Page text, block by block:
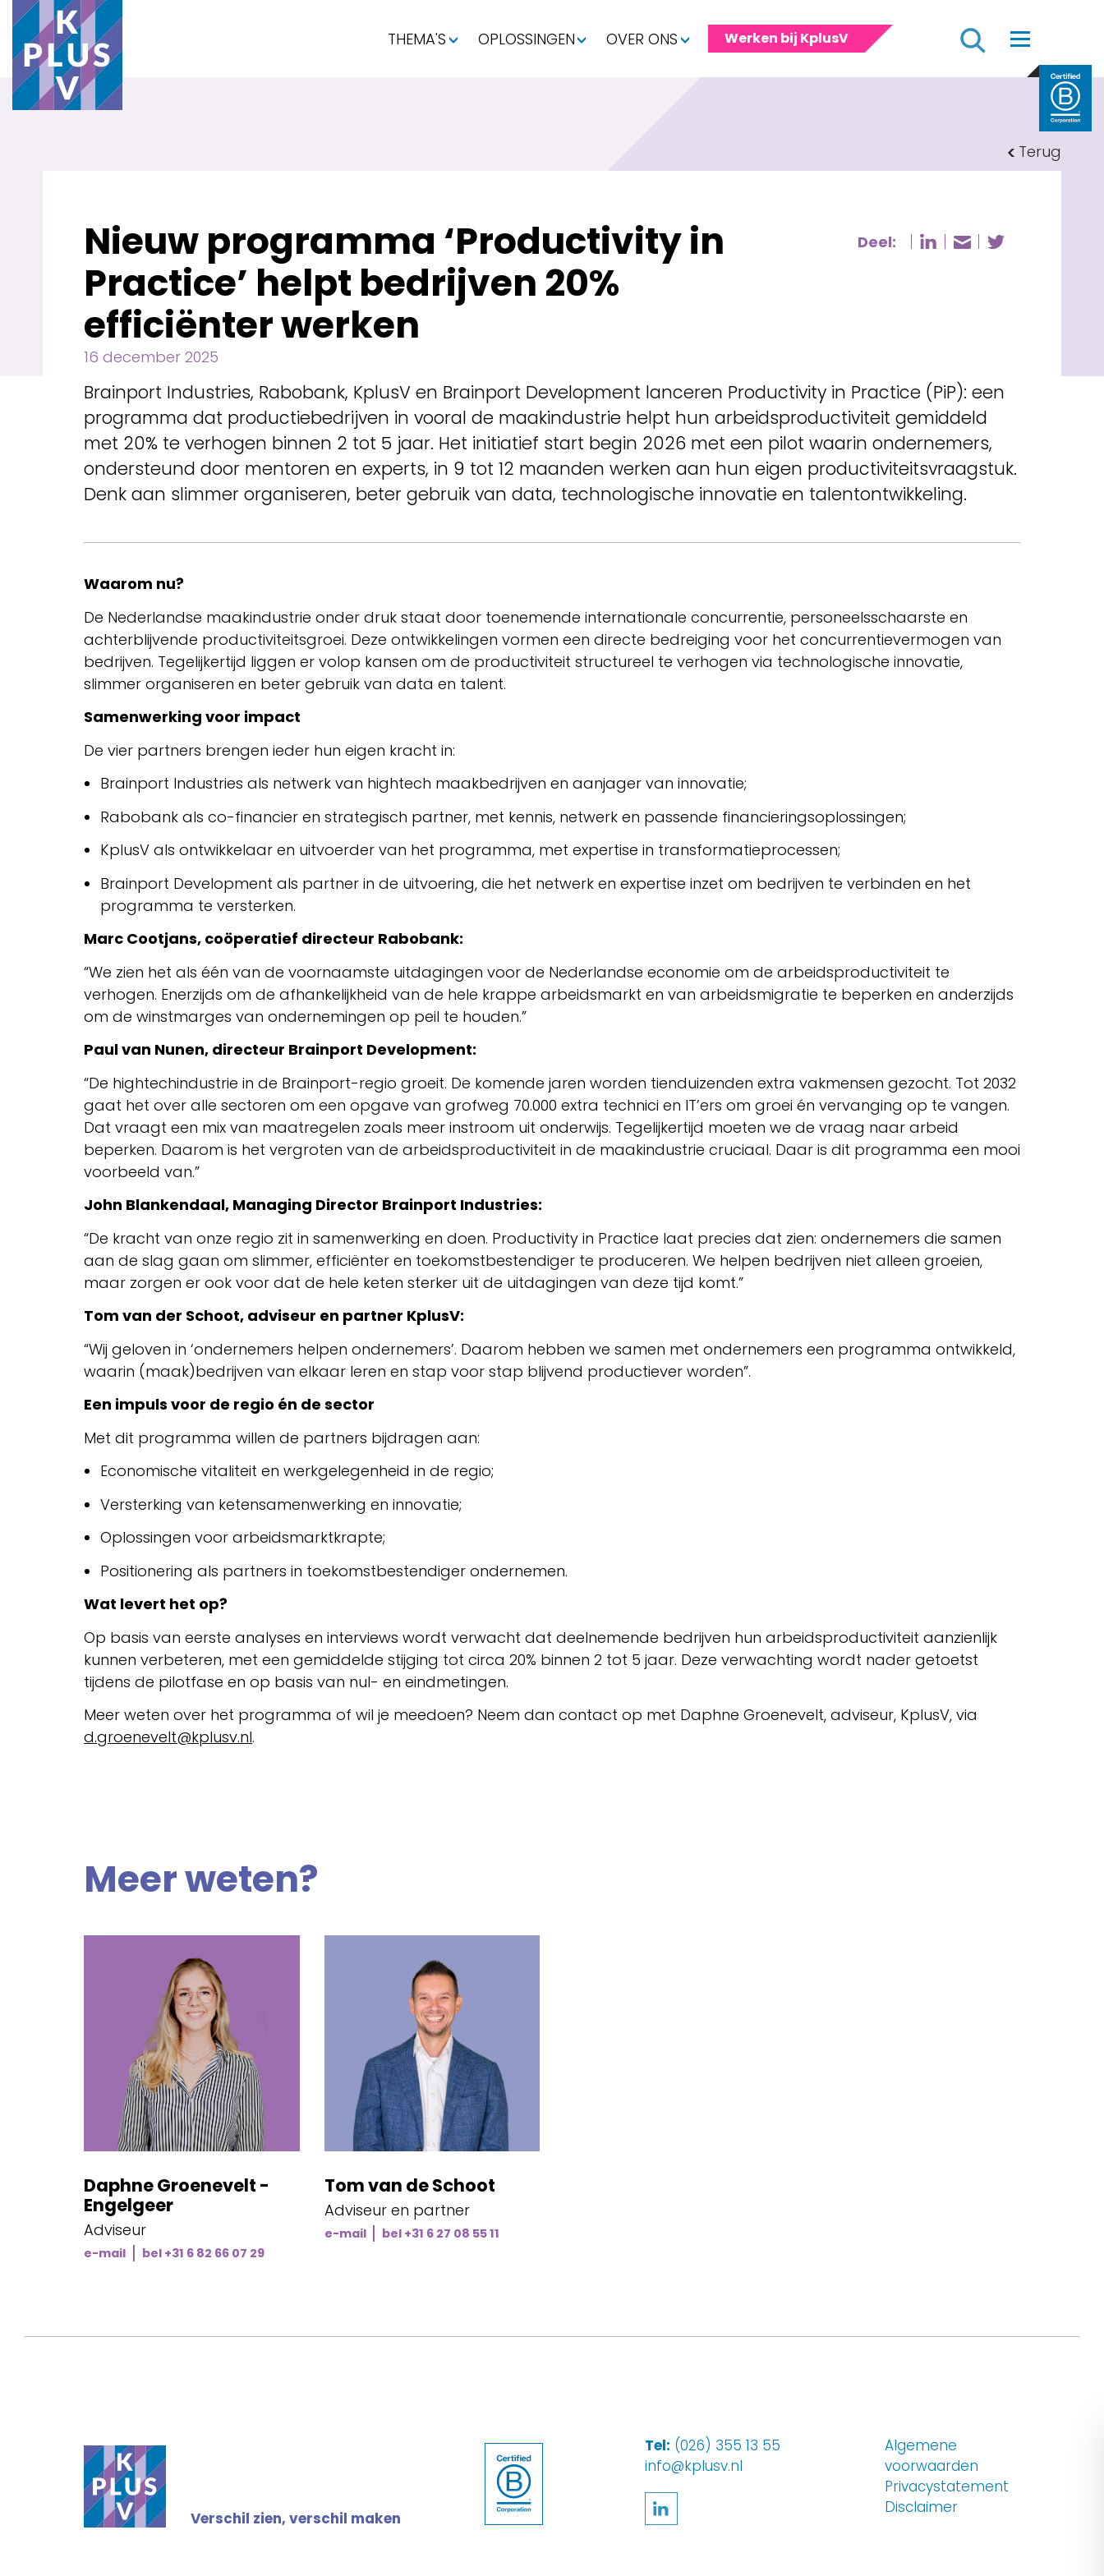
THEMA'S OPLOSSINGEN OVER ONS Werken bij KplusV Zoeken
Terug
Deel: Deel pagina op
Deel pagina
Nieuw programma ‘Productivity in
Practice’ helpt bedrijven 20%
efficiënter werken
16 december 2025
Brainport Industries, Rabobank, KplusV en Brainport Development lanceren Productivity in Practice (PiP): een
programma dat productiebedrijven in vooral de maakindustrie helpt hun arbeidsproductiviteit gemiddeld
met 20% te verhogen binnen 2 tot 5 jaar. Het initiatief start begin 2026 met een pilot waarin ondernemers,
ondersteund door mentoren en experts, in 9 tot 12 maanden werken aan hun eigen productiviteitsvraagstuk.
Denk aan slimmer organiseren, beter gebruik van data, technologische innovatie en talentontwikkeling.
Waarom nu?
De Nederlandse maakindustrie onder druk staat door toenemende internationale concurrentie, personeelsschaarste en
achterblijvende productiviteitsgroei. Deze ontwikkelingen vormen een directe bedreiging voor het concurrentievermogen van
bedrijven. Tegelijkertijd liggen er volop kansen om de productiviteit structureel te verhogen via technologische innovatie,
slimmer organiseren en beter gebruik van data en talent.
Samenwerking voor impact
De vier partners brengen ieder hun eigen kracht in:
Brainport Industries als netwerk van hightech maakbedrijven en aanjager van innovatie;
Rabobank als co-financier en strategisch partner, met kennis, netwerk en passende financieringsoplossingen;
KplusV als ontwikkelaar en uitvoerder van het programma, met expertise in transformatieprocessen;
Brainport Development als partner in de uitvoering, die het netwerk en expertise inzet om bedrijven te verbinden en het
programma te versterken.
Marc Cootjans, coöperatief directeur Rabobank:
“We zien het als één van de voornaamste uitdagingen voor de Nederlandse economie om de arbeidsproductiviteit te
verhogen. Enerzijds om de afhankelijkheid van de hele krappe arbeidsmarkt en van arbeidsmigratie te beperken en anderzijds
om de winstmarges van ondernemingen op peil te houden.”
Paul van Nunen, directeur Brainport Development:
“De hightechindustrie in de Brainport-regio groeit. De komende jaren worden tienduizenden extra vakmensen gezocht. Tot 2032
gaat het over alle sectoren om een opgave van grofweg 70.000 extra technici en IT’ers om groei én vervanging op te vangen.
Dat vraagt een mix van maatregelen zoals meer instroom uit onderwijs. Tegelijkertijd moeten we de vraag naar arbeid
beperken. Daarom is het vergroten van de arbeidsproductiviteit in de maakindustrie cruciaal. Daar is dit programma een mooi
voorbeeld van.”
John Blankendaal, Managing Director Brainport Industries:
“De kracht van onze regio zit in samenwerking en doen. Productivity in Practice laat precies dat zien: ondernemers die samen
aan de slag gaan om slimmer, efficiënter en toekomstbestendiger te produceren. We helpen bedrijven niet alleen groeien,
maar zorgen er ook voor dat de hele keten sterker uit de uitdagingen van deze tijd komt.”
Tom van der Schoot, adviseur en partner KplusV:
“Wij geloven in ‘ondernemers helpen ondernemers’. Daarom hebben we samen met ondernemers een programma ontwikkeld,
waarin (maak)bedrijven van elkaar leren en stap voor stap blijvend productiever worden”.
Een impuls voor de regio én de sector
Met dit programma willen de partners bijdragen aan:
Economische vitaliteit en werkgelegenheid in de regio;
Versterking van ketensamenwerking en innovatie;
Oplossingen voor arbeidsmarktkrapte;
Positionering als partners in toekomstbestendiger ondernemen.
Wat levert het op?
Op basis van eerste analyses en interviews wordt verwacht dat deelnemende bedrijven hun arbeidsproductiviteit aanzienlijk
kunnen verbeteren, met een gemiddelde stijging tot circa 20% binnen 2 tot 5 jaar. Deze verwachting wordt nader getoetst
tijdens de pilotfase en op basis van nul- en eindmetingen.
Meer weten over het programma of wil je meedoen? Neem dan contact op met Daphne Groenevelt, adviseur, KplusV, via
d.groenevelt@kplusv.nl.
Meer weten?
Daphne Groenevelt -
Engelgeer
Adviseur
e-mail bel +31 6 82 66 07 29
Tom van de Schoot
Adviseur en partner
e-mail bel +31 6 27 08 55 11
Verschil zien, verschil maken
Tel: (026) 355 13 55
info@kplusv.nl
Algemene
voorwaarden
Privacystatement
Disclaimer